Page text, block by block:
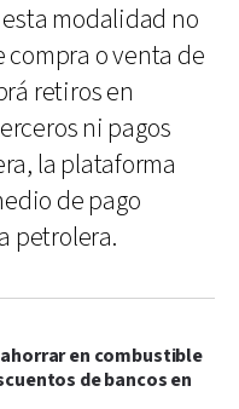
modalidad no
o venta de
retiros en
ni pagos
la plataforma
de pago
petrolera.
ahorrar en combustible
de bancos en